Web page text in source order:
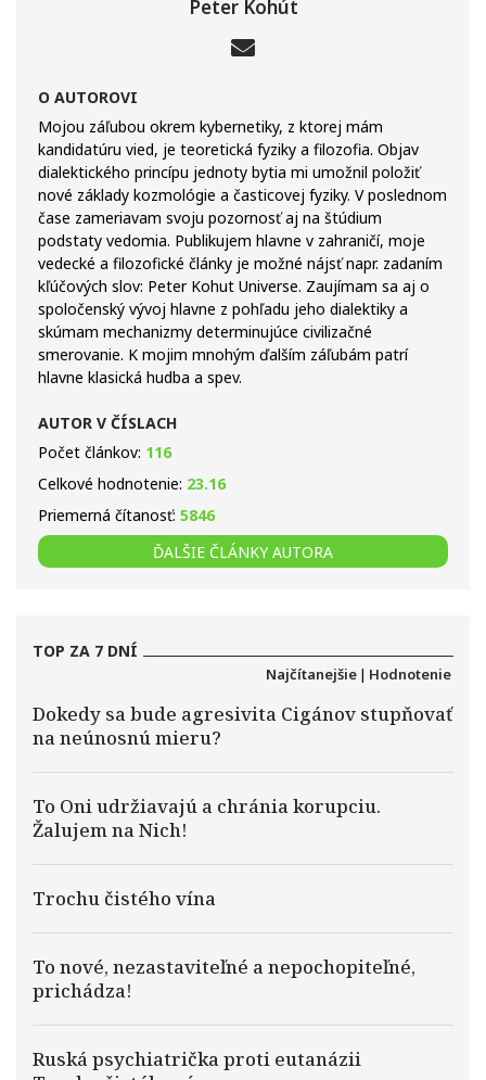
Peter Kohút
O AUTOROVI
Mojou záľubou okrem kybernetiky, z ktorej mám
kandidatúru vied, je teoretická fyziky a filozofia. Objav
dialektického princípu jednoty bytia mi umožnil položiť
nové základy kozmológie a časticovej fyziky. V poslednom
čase zameriavam svoju pozornosť aj na štúdium
podstaty vedomia. Publikujem hlavne v zahraničí, moje
vedecké a filozofické články je možné nájsť napr. zadaním
kľúčových slov: Peter Kohut Universe. Zaujímam sa aj o
spoločenský vývoj hlavne z pohľadu jeho dialektiky a
skúmam mechanizmy determinujúce civilizačné
smerovanie. K mojim mnohým ďalším záľubám patrí
hlavne klasická hudba a spev.
AUTOR V ČÍSLACH
Počet článkov: 116
Celkové hodnotenie: 23.16
Priemerná čítanosť: 5846
ĎALŠIE ČLÁNKY AUTORA
TOP ZA 7 DNÍ
Najčítanejšie | Hodnotenie
Dokedy sa bude agresivita Cigánov stupňovať
na neúnosnú mieru?
To Oni udržiavajú a chránia korupciu.
Žalujem na Nich!
Trochu čistého vína
To nové, nezastaviteľné a nepochopiteľné,
prichádza!
Ruská psychiatrička proti eutanázii